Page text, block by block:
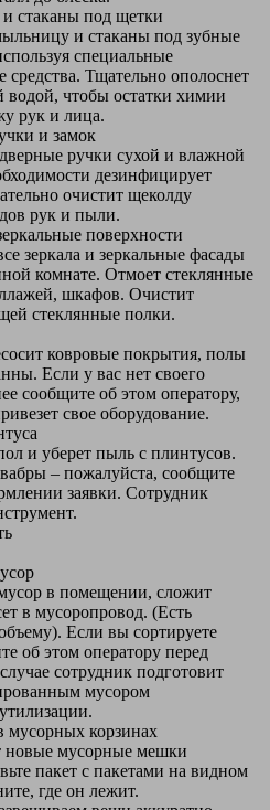
стаканы под щетки
и стаканы под зубные
специальные
средства. Тщательно ополоснет
водой, чтобы остатки химии
рук и лица.
и замок
ручки сухой и влажной
дезинфицирует
очистит щеколду
рук и пыли.
поверхности
зеркала и зеркальные фасады
комнате. Отмоет стеклянные
шкафов. Очистит
стеклянные полки.
ковровые покрытия, полы
Если у вас нет своего
сообщите об этом оператору,
свое оборудование.
и уберет пыль с плинтусов.
– пожалуйста, сообщите
заявки. Сотрудник
в помещении, сложит
в мусоропровод. (Есть
Если вы сортируете
об этом оператору перед
сотрудник подготовит
мусором
мусорных корзинах
новые мусорные мешки
пакет с пакетами на видном
где он лежит.